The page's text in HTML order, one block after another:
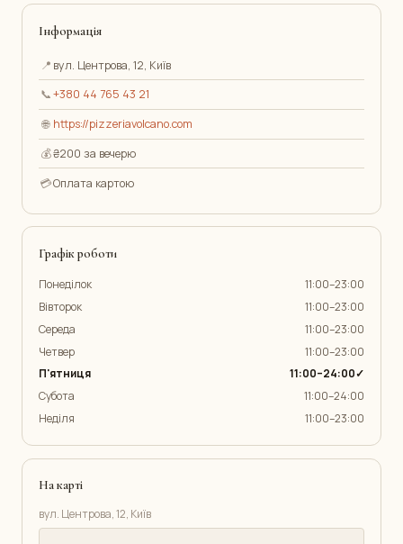
Інформація
📍 вул. Центрова, 12, Київ
📞+380 44 765 43 21
🌐 https://pizzeriavolcano.com
💰₴200 за вечерю
💳Оплата картою
Графік роботи
Понеділок
11:00–23:00
Вівторок
11:00–23:00
Середа
11:00–23:00
Четвер
11:00–23:00
П'ятниця
11:00–24:00✓
Субота
11:00–24:00
Неділя
11:00–23:00
На карті
вул. Центрова, 12, Київ